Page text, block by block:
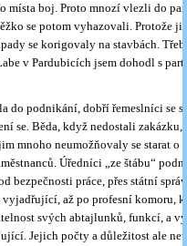
místa boj. Proto mnozí vlezli do
se potom vyhazovali. Protože
se korigovaly na stavbách.
v Pardubicích jsem dohodl s
do podnikání, dobří řemeslníci se
se. Běda, když nedostali
mnoho neumožňovaly se starat o
Úředníci „ze štábu“
bezpečnosti práce, přes státní
až po profesní komoru,
svých abtajlunků, funkcí, a
Jejich počty a důležitost ale